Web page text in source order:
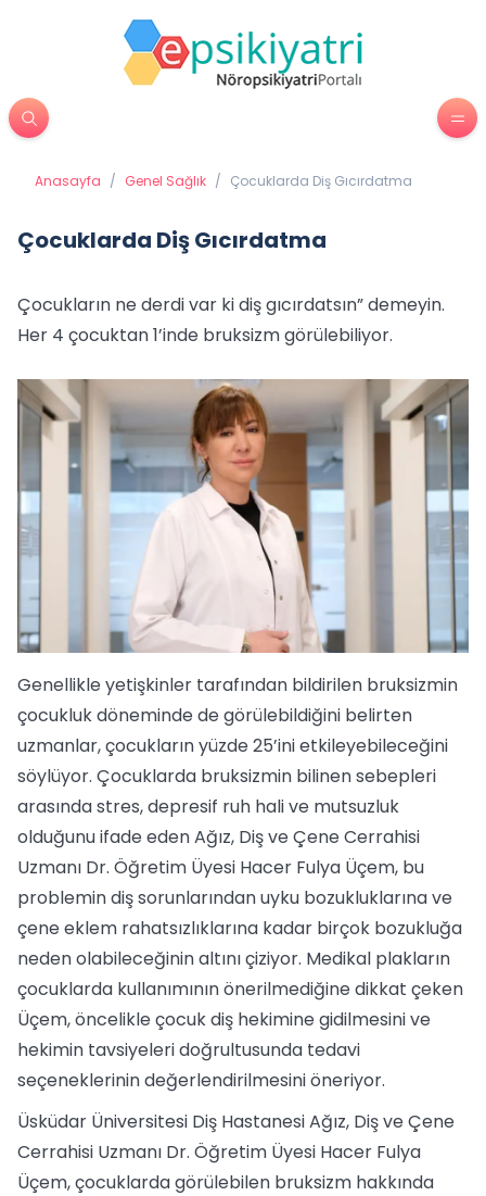
Anasayfa / Genel Sağlık / Çocuklarda Diş Gıcırdatma
Çocuklarda Diş Gıcırdatma
Çocukların ne derdi var ki diş gıcırdatsın” demeyin.
Her 4 çocuktan 1’inde bruksizm görülebiliyor.
Genellikle yetişkinler tarafından bildirilen bruksizmin
çocukluk döneminde de görülebildiğini belirten
uzmanlar, çocukların yüzde 25’ini etkileyebileceğini
söylüyor. Çocuklarda bruksizmin bilinen sebepleri
arasında stres, depresif ruh hali ve mutsuzluk
olduğunu ifade eden Ağız, Diş ve Çene Cerrahisi
Uzmanı Dr. Öğretim Üyesi Hacer Fulya Üçem, bu
problemin diş sorunlarından uyku bozukluklarına ve
çene eklem rahatsızlıklarına kadar birçok bozukluğa
neden olabileceğinin altını çiziyor. Medikal plakların
çocuklarda kullanımının önerilmediğine dikkat çeken
Üçem, öncelikle çocuk diş hekimine gidilmesini ve
hekimin tavsiyeleri doğrultusunda tedavi
seçeneklerinin değerlendirilmesini öneriyor.
Üsküdar Üniversitesi Diş Hastanesi Ağız, Diş ve Çene
Cerrahisi Uzmanı Dr. Öğretim Üyesi Hacer Fulya
Üçem, çocuklarda görülebilen bruksizm hakkında